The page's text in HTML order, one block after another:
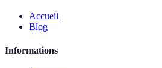
Accueil
Blog
Informations